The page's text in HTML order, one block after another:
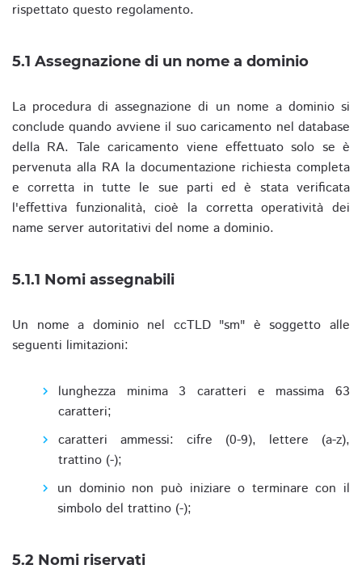
rispettato questo regolamento.
5.1 Assegnazione di un nome a dominio
La procedura di assegnazione di un nome a dominio si
conclude quando avviene il suo caricamento nel database
della RA. Tale caricamento viene effettuato solo se è
pervenuta alla RA la documentazione richiesta completa
e corretta in tutte le sue parti ed è stata verificata
l'effettiva funzionalità, cioè la corretta operatività dei
name server autoritativi del nome a dominio.
5.1.1 Nomi assegnabili
Un nome a dominio nel ccTLD "sm" è soggetto alle
seguenti limitazioni:
lunghezza minima 3 caratteri e massima 63
caratteri;
caratteri ammessi: cifre (0-9), lettere (a-z),
trattino (-);
un dominio non può iniziare o terminare con il
simbolo del trattino (-);
5.2 Nomi riservati